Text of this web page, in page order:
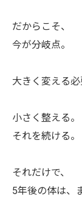
だからこそ、
今が分岐点。
大きく変える必
小さく整える。
それを続ける。
それだけで、
5年後の体は、